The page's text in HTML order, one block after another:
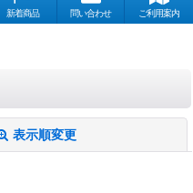
新着商品 問い合わせ ご利用案内
表示順変更